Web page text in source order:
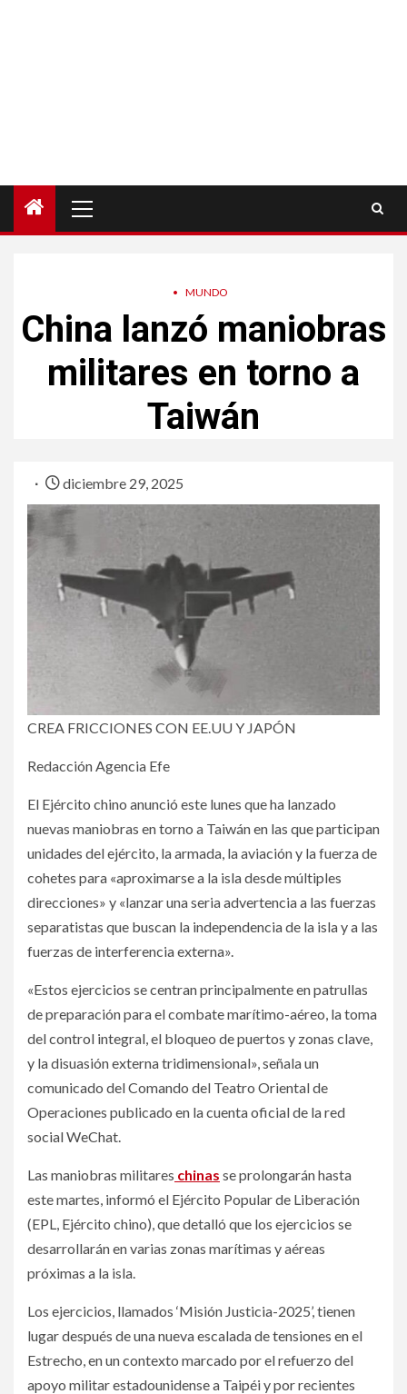
principal
• MUNDO
China lanzó maniobras
militares en torno a
Taiwán
diciembre 29, 2025
CREA FRICCIONES CON EE.UU Y JAPÓN
Redacción Agencia Efe
El Ejército chino anunció este lunes que ha lanzado
nuevas maniobras en torno a Taiwán en las que participan
unidades del ejército, la armada, la aviación y la fuerza de
cohetes para «aproximarse a la isla desde múltiples
direcciones» y «lanzar una seria advertencia a las fuerzas
separatistas que buscan la independencia de la isla y a las
fuerzas de interferencia externa».
«Estos ejercicios se centran principalmente en patrullas
de preparación para el combate marítimo-aéreo, la toma
del control integral, el bloqueo de puertos y zonas clave,
y la disuasión externa tridimensional», señala un
comunicado del Comando del Teatro Oriental de
Operaciones publicado en la cuenta oficial de la red
social WeChat.
Las maniobras militares chinas se prolongarán hasta
este martes, informó el Ejército Popular de Liberación
(EPL, Ejército chino), que detalló que los ejercicios se
desarrollarán en varias zonas marítimas y aéreas
próximas a la isla.
Los ejercicios, llamados ‘Misión Justicia-2025’, tienen
lugar después de una nueva escalada de tensiones en el
Estrecho, en un contexto marcado por el refuerzo del
apoyo militar estadounidense a Taipéi y por recientes